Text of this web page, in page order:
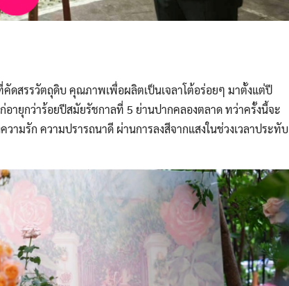
คัดสรรวัตถุดิบ คุณภาพเพื่อผลิตเป็นเจลาโต้อร่อยๆ มาตั้งแต่ปี
ายุกว่าร้อยปีสมัยรัชกาลที่ 5 ย่านปากคลองตลาด ทว่าครั้งนี้จะ
ามรัก ความปรารถนาดี ผ่านการลงสีจากแสงในช่วงเวลาประทับ